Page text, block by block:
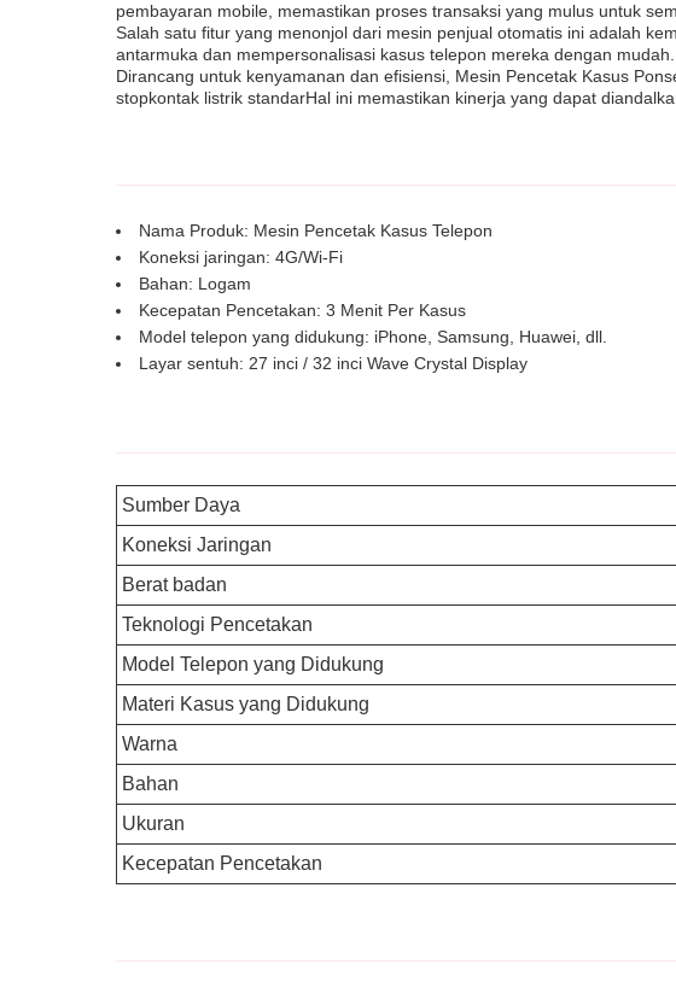
pembayaran mobile, memastikan proses transaksi yang mulus untuk
Salah satu fitur yang menonjol dari mesin penjual otomatis ini adalah
antarmuka dan mempersonalisasi kasus telepon mereka dengan mudah.
Dirancang untuk kenyamanan dan efisiensi, Mesin Pencetak Kasus
stopkontak listrik standarHal ini memastikan kinerja yang dapat
Nama Produk: Mesin Pencetak Kasus Telepon
Koneksi jaringan: 4G/Wi-Fi
Bahan: Logam
Kecepatan Pencetakan: 3 Menit Per Kasus
Model telepon yang didukung: iPhone, Samsung, Huawei, dll.
Layar sentuh: 27 inci / 32 inci Wave Crystal Display
Sumber Daya
Koneksi Jaringan
Berat badan
Teknologi Pencetakan
Model Telepon yang Didukung
Materi Kasus yang Didukung
Warna
Bahan
Ukuran
Kecepatan Pencetakan